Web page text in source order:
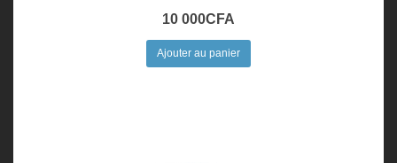
10 000CFA
Ajouter au panier